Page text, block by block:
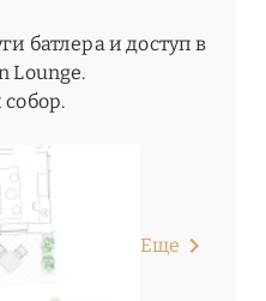
батлера и доступ в
Lounge.
Еще